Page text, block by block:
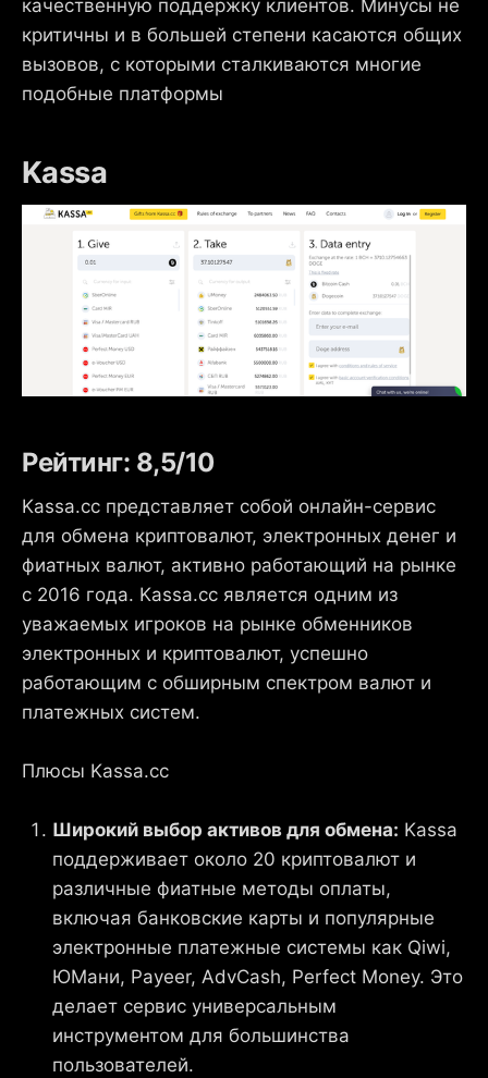
качественную поддержку клиентов. Минусы не
критичны и в большей степени касаются общих
вызовов, с которыми сталкиваются многие
подобные платформы
Kassa
Рейтинг: 8,5/10
Kassa.cc представляет собой онлайн-сервис
для обмена криптовалют, электронных денег и
фиатных валют, активно работающий на рынке
с 2016 года. Kassa.cc является одним из
уважаемых игроков на рынке обменников
электронных и криптовалют, успешно
работающим с обширным спектром валют и
платежных систем.
Плюсы Kassa.cc
Широкий выбор активов для обмена: Kassa
поддерживает около 20 криптовалют и
различные фиатные методы оплаты,
включая банковские карты и популярные
электронные платежные системы как Qiwi,
ЮМани, Payeer, AdvCash, Perfect Money. Это
делает сервис универсальным
инструментом для большинства
пользователей.